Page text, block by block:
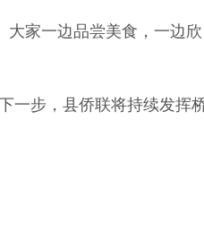
家一边品尝美食，一边欣
一步，县侨联将持续发挥